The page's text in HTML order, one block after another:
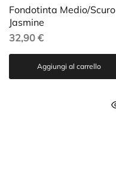
Fondotinta Medio/Scuro
Jasmine
32,90 €
Aggiungi al carrello